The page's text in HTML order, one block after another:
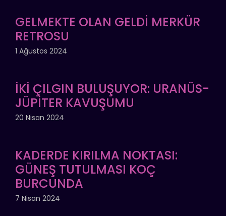
GELMEKTE OLAN GELDİ MERKÜR
RETROSU
1 Ağustos 2024
İKİ ÇILGIN BULUŞUYOR: URANÜS-
JÜPİTER KAVUŞUMU
20 Nisan 2024
KADERDE KIRILMA NOKTASI:
GÜNEŞ TUTULMASI KOÇ
BURCUNDA
7 Nisan 2024